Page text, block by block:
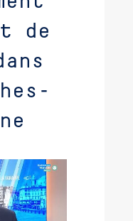
de